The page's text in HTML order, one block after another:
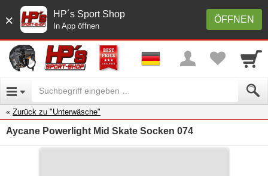
× ÖFFNEN
HP´s Sport Shop
In App öffnen
Zurück zu "Unterwäsche"
Aycane Powerlight Mid Skate Socken 074